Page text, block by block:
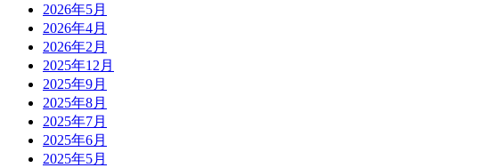
2026年5月
2026年4月
2026年2月
2025年12月
2025年9月
2025年8月
2025年7月
2025年6月
2025年5月